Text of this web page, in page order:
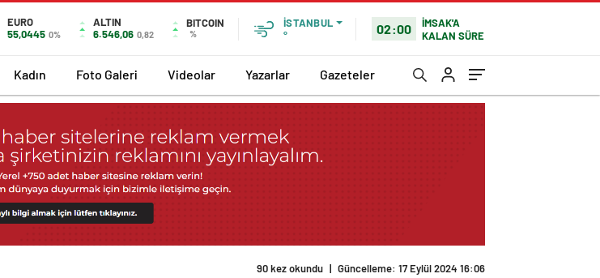
EURO
55,0445 0%
ALTIN
6.546,06 0,82
BITCOIN
%
İSTANBUL
°
02:00
İMSAK'A
KALAN SÜRE
Kadın Foto Galeri Videolar Yazarlar Gazeteler
90 kez okundu | Güncelleme: 17 Eylül 2024 16:06